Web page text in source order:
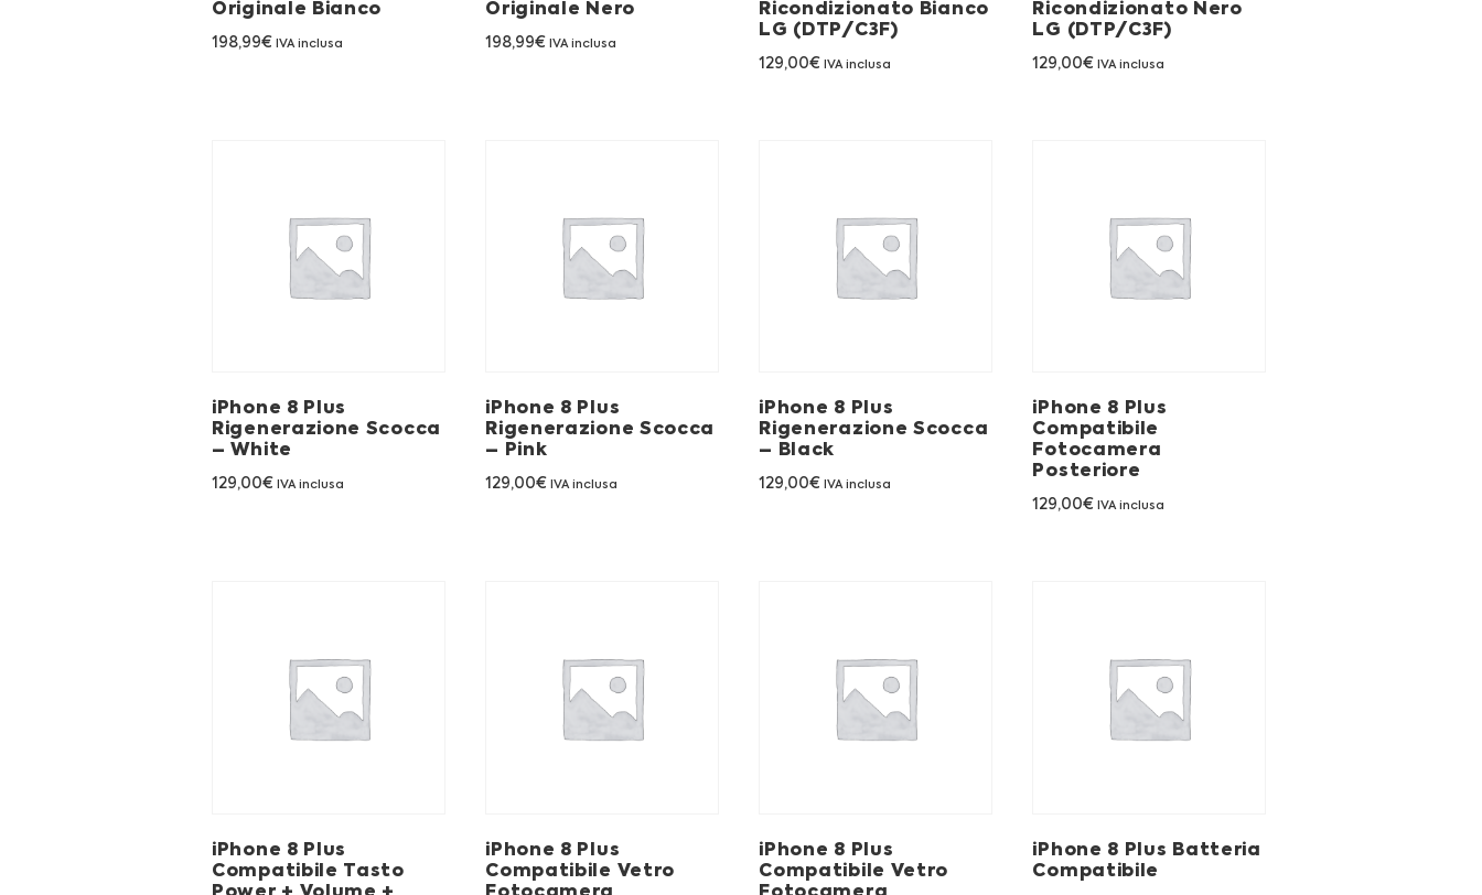
Originale Bianco
198,99€ IVA inclusa
Originale Nero
198,99€ IVA inclusa
Ricondizionato Bianco
LG (DTP/C3F)
129,00€ IVA inclusa
Ricondizionato Nero
LG (DTP/C3F)
129,00€ IVA inclusa
iPhone 8 Plus
Rigenerazione Scocca
– White
129,00€ IVA inclusa
iPhone 8 Plus
Rigenerazione Scocca
– Pink
129,00€ IVA inclusa
iPhone 8 Plus
Rigenerazione Scocca
– Black
129,00€ IVA inclusa
iPhone 8 Plus
Compatibile
Fotocamera
Posteriore
129,00€ IVA inclusa
iPhone 8 Plus
Compatibile Tasto
iPhone 8 Plus
Compatibile Vetro
iPhone 8 Plus
Compatibile Vetro
iPhone 8 Plus Batteria
Compatibile